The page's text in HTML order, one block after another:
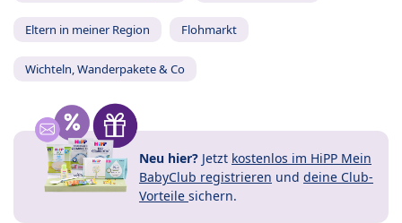
Eltern in meiner Region Flohmarkt
Wichteln, Wanderpakete & Co
Neu hier? Jetzt kostenlos im HiPP Mein
BabyClub registrieren und deine Club-
Vorteile sichern.